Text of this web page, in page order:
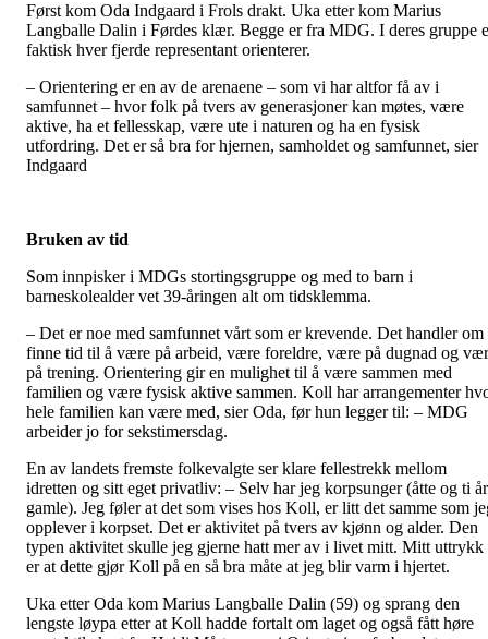
Først kom Oda Indgaard i Frols drakt. Uka etter kom Marius
Langballe Dalin i Førdes klær. Begge er fra MDG. I deres gruppe
faktisk hver fjerde representant orienterer.
– Orientering er en av de arenaene – som vi har altfor få av i
samfunnet – hvor folk på tvers av generasjoner kan møtes, være
aktive, ha et fellesskap, være ute i naturen og ha en fysisk
utfordring. Det er så bra for hjernen, samholdet og samfunnet, sier
Indgaard
Bruken av tid
Som innpisker i MDGs stortingsgruppe og med to barn i
barneskolealder vet 39-åringen alt om tidsklemma.
– Det er noe med samfunnet vårt som er krevende. Det handler om
finne tid til å være på arbeid, være foreldre, være på dugnad og
på trening. Orientering gir en mulighet til å være sammen med
familien og være fysisk aktive sammen. Koll har arrangementer
hele familien kan være med, sier Oda, før hun legger til: – MDG
arbeider jo for sekstimersdag.
En av landets fremste folkevalgte ser klare fellestrekk mellom
idretten og sitt eget privatliv: – Selv har jeg korpsunger (åtte og ti år
gamle). Jeg føler at det som vises hos Koll, er litt det samme som
opplever i korpset. Det er aktivitet på tvers av kjønn og alder. Den
typen aktivitet skulle jeg gjerne hatt mer av i livet mitt. Mitt uttrykk
er at dette gjør Koll på en så bra måte at jeg blir varm i hjertet.
Uka etter Oda kom Marius Langballe Dalin (59) og sprang den
lengste løypa etter at Koll hadde fortalt om laget og også fått høre